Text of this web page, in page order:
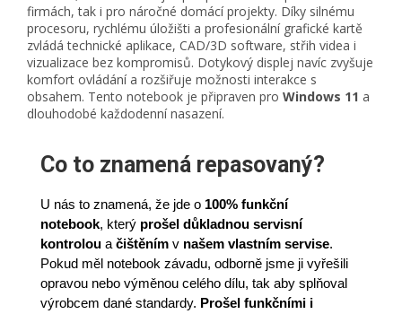
firmách, tak i pro náročné domácí projekty. Díky silnému
procesoru, rychlému úložišti a profesionální grafické kartě
zvládá technické aplikace, CAD/3D software, střih videa i
vizualizace bez kompromisů. Dotykový displej navíc zvyšuje
komfort ovládání a rozšiřuje možnosti interakce s
obsahem. Tento notebook je připraven pro Windows 11 a
dlouhodobé každodenní nasazení.
Co to znamená repasovaný?
U nás to znamená, že jde o 100% funkční
notebook, který prošel důkladnou servisní
kontrolou a čištěním v našem vlastním servise.
Pokud měl notebook závadu, odborně jsme ji vyřešili
opravou nebo výměnou celého dílu, tak aby splňoval
výrobcem dané standardy. Prošel funkčními i